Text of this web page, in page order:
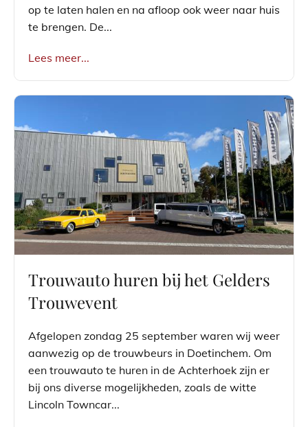
op te laten halen en na afloop ook weer naar huis
te brengen. De...
Lees meer...
Trouwauto huren bij het Gelders
Trouwevent
Afgelopen zondag 25 september waren wij weer
aanwezig op de trouwbeurs in Doetinchem. Om
een trouwauto te huren in de Achterhoek zijn er
bij ons diverse mogelijkheden, zoals de witte
Lincoln Towncar...